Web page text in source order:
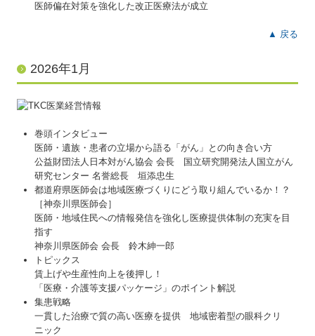
医師偏在対策を強化した改正医療法が成立
▲ 戻る
2026年1月
巻頭インタビュー
医師・遺族・患者の立場から語る「がん」との向き合い方
公益財団法人日本対がん協会 会長 国立研究開発法人国立がん
研究センター 名誉総長 垣添忠生
都道府県医師会は地域医療づくりにどう取り組んでいるか！？
［神奈川県医師会］
医師・地域住民への情報発信を強化し医療提供体制の充実を目
指す
神奈川県医師会 会長 鈴木紳一郎
トピックス
賃上げや生産性向上を後押し！
「医療・介護等支援パッケージ」のポイント解説
集患戦略
一貫した治療で質の高い医療を提供 地域密着型の眼科クリ
ニック